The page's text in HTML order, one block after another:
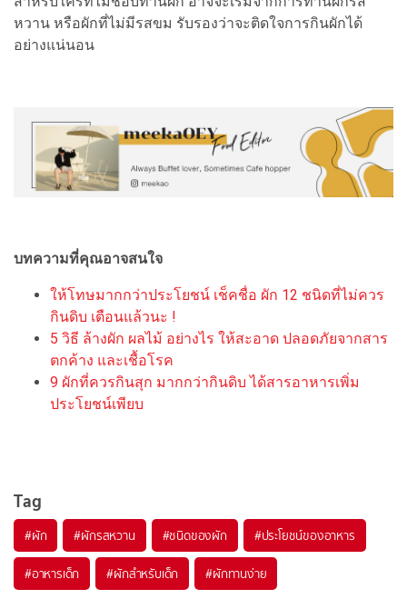
หวาน หรือผักที่ไม่มีรสขม รับรองว่าจะติดใจการกินผักได้
อย่างแน่นอน
บทความที่คุณอาจสนใจ
ให้โทษมากกว่าประโยชน์ เช็คชื่อ ผัก 12 ชนิดที่ไม่ควร
กินดิบ เตือนแล้วนะ !
5 วิธี ล้างผัก ผลไม้ อย่างไร ให้สะอาด ปลอดภัยจากสาร
ตกค้าง และเชื้อโรค
9 ผักที่ควรกินสุก มากกว่ากินดิบ ได้สารอาหารเพิ่ม
ประโยชน์เพียบ
Tag
#ผัก #ผักรสหวาน #ชนิดของผัก #ประโยชน์ของอาหาร
#อาหารเด็ก #ผักสำหรับเด็ก #ผักทานง่าย